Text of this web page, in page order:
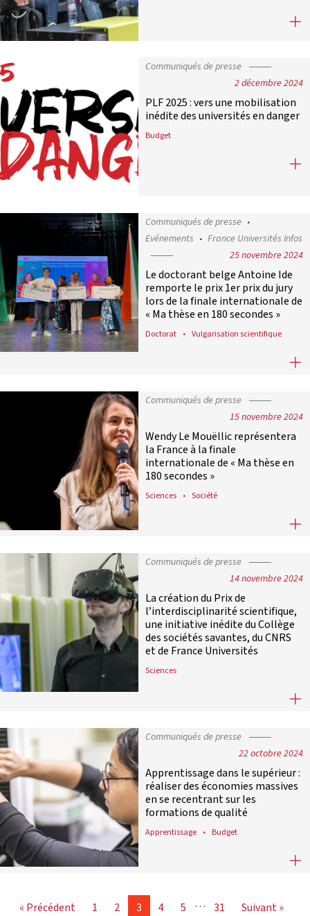
France Universités et Thotis
Communiqués de presse
2 décembre 2024
PLF 2025 : vers une mobilisation
inédite des universités en danger
Budget
PLF 2025 : vers une mobilisation
Communiqués de presse
Evénements
France Universités Infos
25 novembre 2024
Le doctorant belge Antoine Ide
remporte le prix 1er prix du jury
lors de la finale internationale de
« Ma thèse en 180 secondes »
Doctorat Vulgarisation scientifique
Le doctorant belge Antoine Ide
Communiqués de presse
15 novembre 2024
Wendy Le Mouëllic représentera
la France à la finale
internationale de « Ma thèse en
180 secondes »
Sciences Société
Wendy Le Mouëllic représentera
Communiqués de presse
14 novembre 2024
La création du Prix de
l’interdisciplinarité scientifique,
une initiative inédite du Collège
des sociétés savantes, du CNRS
et de France Universités
Sciences
La création du Prix de
Communiqués de presse
22 octobre 2024
Apprentissage dans le supérieur :
réaliser des économies massives
en se recentrant sur les
formations de qualité
Apprentissage Budget
Apprentissage dans le supérieur
« Précédent 1 2 3 4 5 … 31 Suivant »